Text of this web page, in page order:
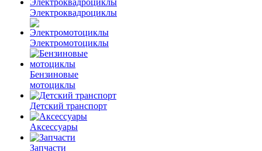
Электроквадроциклы
Электромотоциклы
Бензиновые
мотоциклы
Детский транспорт
Аксессуары
Запчасти